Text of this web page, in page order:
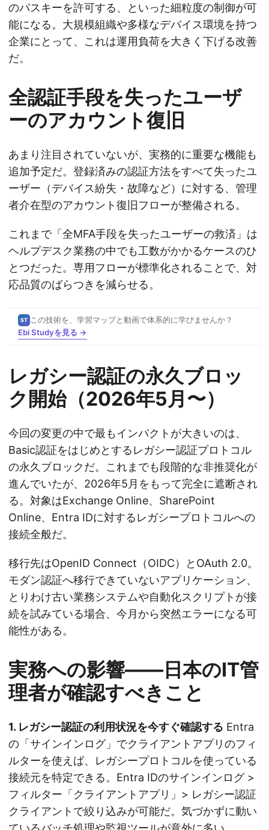
のパスキーを許可する、といった細粒度の制御が可
能になる。大規模組織や多様なデバイス環境を持つ
企業にとって、これは運用負荷を大きく下げる改善
だ。
全認証手段を失ったユーザ
ーのアカウント復旧
あまり注目されていないが、実務的に重要な機能も
追加予定だ。登録済みの認証方法をすべて失ったユ
ーザー（デバイス紛失・故障など）に対する、管理
者介在型のアカウント復旧フローが整備される。
これまで「全MFA手段を失ったユーザーの救済」は
ヘルプデスク業務の中でも工数がかかるケースのひ
とつだった。専用フローが標準化されることで、対
応品質のばらつきを減らせる。
ST この技術を、学習マップと動画で体系的に学びませんか？
Ebi Studyを見る →
レガシー認証の永久ブロッ
ク開始（2026年5月〜）
今回の変更の中で最もインパクトが大きいのは、
Basic認証をはじめとするレガシー認証プロトコル
の永久ブロックだ。これまでも段階的な非推奨化が
進んでいたが、2026年5月をもって完全に遮断され
る。対象はExchange Online、SharePoint
Online、Entra IDに対するレガシープロトコルへの
接続全般だ。
移行先はOpenID Connect（OIDC）とOAuth 2.0。
モダン認証へ移行できていないアプリケーション、
とりわけ古い業務システムや自動化スクリプトが接
続を試みている場合、今月から突然エラーになる可
能性がある。
実務への影響——日本のIT管
理者が確認すべきこと
1. レガシー認証の利用状況を今すぐ確認する Entra
の「サインインログ」でクライアントアプリのフィ
ルターを使えば、レガシープロトコルを使っている
接続元を特定できる。Entra IDのサインインログ >
フィルター「クライアントアプリ」> レガシー認証
クライアントで絞り込みが可能だ。気づかずに動い